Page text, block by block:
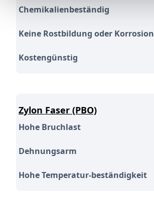
Chemikalienbeständig
Keine Rostbildung oder Korrosion
Kostengünstig
Zylon Faser (PBO)
Hohe Bruchlast
Dehnungsarm
Hohe Temperatur-beständigkeit